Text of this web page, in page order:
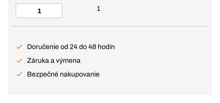
1
Doručenie od 24 do 48 hodín
Záruka a výmena
Bezpečné nakupovanie